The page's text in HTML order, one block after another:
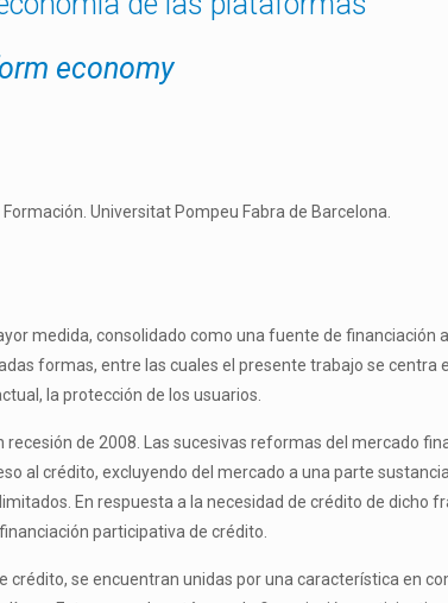
economy
Universitat Pompeu Fabra de Barcelona.
medida, consolidado como una fuente de
formas, entre las cuales el presente trabajo se centra
la protección de los usuarios.
de 2008. Las sucesivas reformas del mercado
al crédito, excluyendo del mercado a una parte
En respuesta a la necesidad de crédito de dicho
participativa de crédito.
se encuentran unidas por una característica en